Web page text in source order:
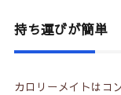
（まとめ）
持ち運びが簡単
カロリーメイトはコ